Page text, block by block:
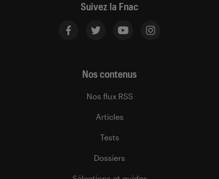
Suivez la Fnac
Nos contenus
Nos flux RSS
Articles
Tests
Dossiers